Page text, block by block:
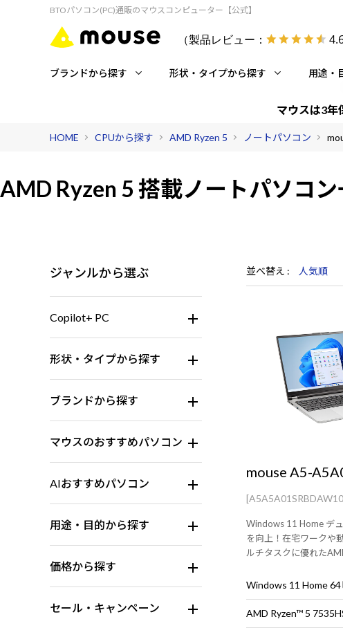
BTOパソコン(PC)通販のマウスコンピューター【公式】
（製品レビュー：
ブランドから探す 形状・タイプから探す 用途・
マウスは3年
HOME CPUから探す AMD Ryzen 5 ノートパソコン
AMD Ryzen 5 搭載ノートパソコ
ジャンルから選ぶ
Copilot+ PC
形状・タイプから探す
ブランドから探す
マウスのおすすめパソコン
AIおすすめパソコン
用途・目的から探す
価格から探す
セール・キャンペーン
並べ替え 人気順
mouse A5-
Windows 11 Home デ
を向上！在宅ワークや
ルチタスクに優れた
Windows 11 Home 64
AMD Ryzen™ 5